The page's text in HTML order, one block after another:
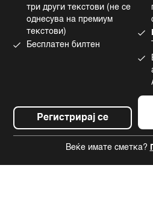
три други текстови (не се
однесува на премиум
текстови)
Бесплатен билтен
Регистрирај се
Веќе имате сметка?
Употреба на вештачка
©2022 - 2026 Bloomberg L.P. All Rights
BLOOMBERG logo are registered
Bloomberg Finance L.P. or its
Bloomberg Adria is a Mtel
News CMS by